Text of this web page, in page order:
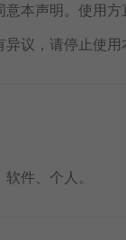
本声明。使用
议，请停止使用
件、个人。